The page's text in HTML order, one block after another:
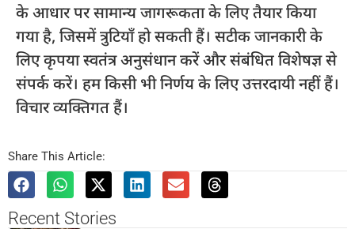
के आधार पर सामान्य जागरूकता के लिए तैयार किया
गया है, जिसमें त्रुटियाँ हो सकती हैं। सटीक जानकारी के
लिए कृपया स्वतंत्र अनुसंधान करें और संबंधित विशेषज्ञ से
संपर्क करें। हम किसी भी निर्णय के लिए उत्तरदायी नहीं हैं।
विचार व्यक्तिगत हैं।
Share This Article:
Recent Stories